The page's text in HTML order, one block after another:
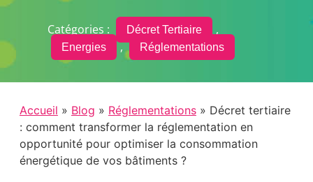
Catégories : Décret Tertiaire ,
Energies , Réglementations
Accueil » Blog » Réglementations» Décret tertiaire
: comment transformer la réglementation en
opportunité pour optimiser la consommation
énergétique de vos bâtiments ?